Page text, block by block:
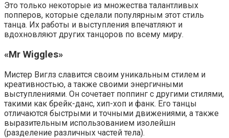
Это только некоторые из множества талантливых
попперов, которые сделали популярным этот стиль
танца. Их работы и выступления впечатляют и
вдохновляют других танцоров по всему миру.
«Mr Wiggles»
Мистер Виглз славится своим уникальным стилем и
креативностью, а также своими энергичными
выступлениями. Он сочетает поппинг с другими стилями,
такими как брейк-данс, хип-хоп и фанк. Его танцы
отличаются быстрыми и точными движениями, а также
выразительным использованием изолейшн
(разделение различных частей тела).